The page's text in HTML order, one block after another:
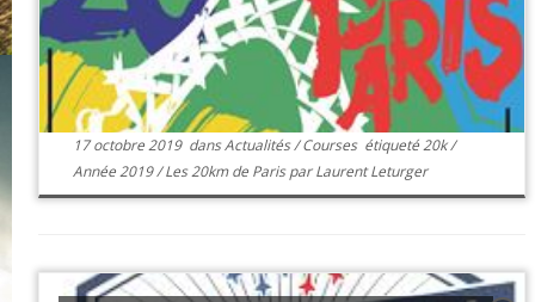
17 octobre 2019dansActualités/Courses étiqueté20k/
Année 2019/Les 20km de ParisparLaurent Leturger